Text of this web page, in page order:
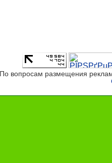
По вопросам размещения